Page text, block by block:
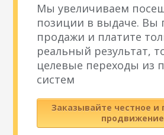
Мы увеличиваем
позиции в выдаче. Вы
продажи и платите
реальный результат,
целевые переходы из
систем
Заказывайте честное и
продвижение